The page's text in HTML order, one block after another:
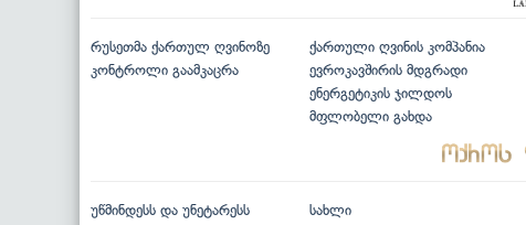
რუსეთმა ქართულ ღვინოზე
კონტროლი გაამკაცრა
ქართული ღვინის კომპანია
ევროკავშირის მდგრადი
ენერგეტიკის ჯილდოს
მფლობელი გახდა
უწმინდესს და უნეტარესს სახლი